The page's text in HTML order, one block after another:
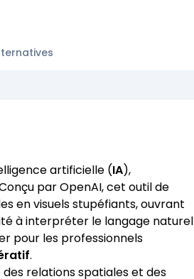
artificielle (IA),
par OpenAI, cet outil de
en visuels stupéfiants, ouvrant
à interpréter le langage naturel
pour les professionnels
.
relations spatiales et des